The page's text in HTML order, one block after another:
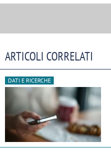
ARTICOLI CORRELATI
DATI E RICERCHE